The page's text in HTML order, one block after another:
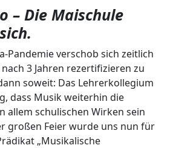
– Die Maischule
Pandemie verschob sich zeitlich
3 Jahren rezertifizieren zu
soweit: Das Lehrerkollegium
dass Musik weiterhin die
allem schulischen Wirken sein
großen Feier wurde uns nun für
„Musikalische